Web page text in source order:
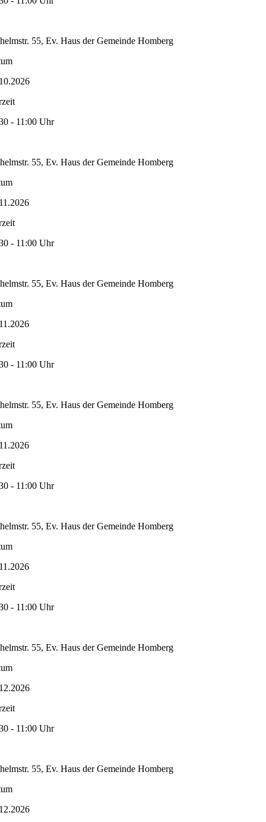
55, Ev. Haus der Gemeinde Homberg
- 11:00 Uhr
55, Ev. Haus der Gemeinde Homberg
- 11:00 Uhr
55, Ev. Haus der Gemeinde Homberg
- 11:00 Uhr
55, Ev. Haus der Gemeinde Homberg
- 11:00 Uhr
55, Ev. Haus der Gemeinde Homberg
- 11:00 Uhr
55, Ev. Haus der Gemeinde Homberg
- 11:00 Uhr
55, Ev. Haus der Gemeinde Homberg